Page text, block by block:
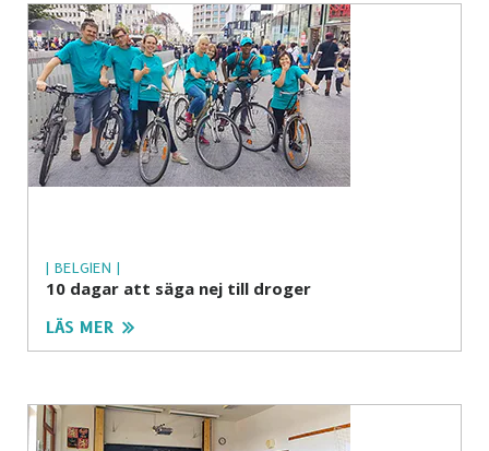
| BELGIEN |
10 dagar att säga nej till droger
LÄS MER